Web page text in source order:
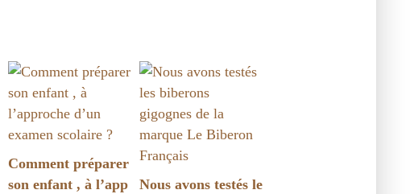
Comment préparer
son enfant , à l’app
Nous avons testés le